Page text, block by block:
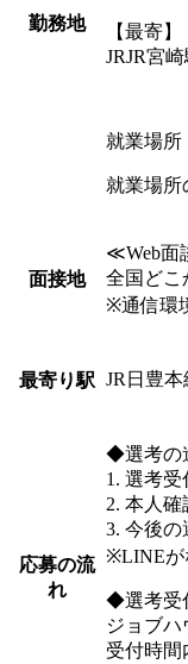
勤務地
【最寄】
JRJR宮
就業場所
就業場所
面接地
≪Web面
全国どこ
※通信環
最寄り駅 JR日豊
応募の流
れ
◆選考の
1. 選考受
2. 本人
3. 今後
※LINEが
◆選考受
ジョブハ
受付時間